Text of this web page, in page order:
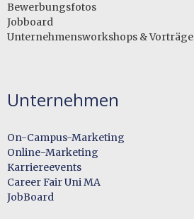
Bewerbungsfotos
Jobboard
Unternehmensworkshops & Vorträge
Unternehmen
On-Campus-Marketing
Online-Marketing
Karriereevents
Career Fair Uni MA
JobBoard